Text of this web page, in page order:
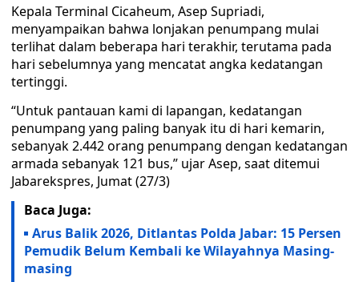
Kepala Terminal Cicaheum, Asep Supriadi,
menyampaikan bahwa lonjakan penumpang mulai
terlihat dalam beberapa hari terakhir, terutama pada
hari sebelumnya yang mencatat angka kedatangan
tertinggi.
“Untuk pantauan kami di lapangan, kedatangan
penumpang yang paling banyak itu di hari kemarin,
sebanyak 2.442 orang penumpang dengan kedatangan
armada sebanyak 121 bus,” ujar Asep, saat ditemui
Jabarekspres, Jumat (27/3)
Baca Juga:
Arus Balik 2026, Ditlantas Polda Jabar: 15 Persen
Pemudik Belum Kembali ke Wilayahnya Masing-
masing